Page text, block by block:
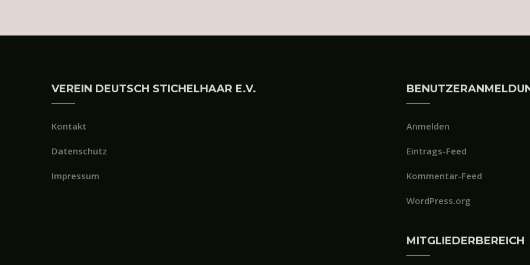
VEREIN DEUTSCH STICHELHAAR E.V.
Kontakt
Datenschutz
Impressum
Anmelden
Eintrags-Feed
Kommentar-Feed
WordPress.org
MITGLIEDERBEREICH